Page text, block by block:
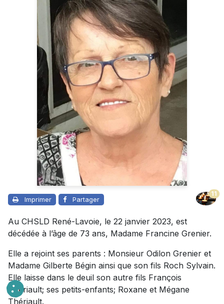
Imprimer Partager
11
Au CHSLD René-Lavoie, le 22 janvier 2023, est
décédée à l’âge de 73 ans, Madame Francine Grenier.
Elle a rejoint ses parents : Monsieur Odilon Grenier et
Madame Gilberte Bégin ainsi que son fils Roch Sylvain.
Elle laisse dans le deuil son autre fils François
Thériault; ses petits-enfants; Roxane et Mégane
Thériault.